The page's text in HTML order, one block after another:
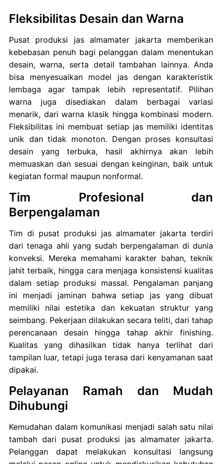
Fleksibilitas Desain dan Warna
Pusat produksi jas almamater jakarta memberikan
kebebasan penuh bagi pelanggan dalam menentukan
desain, warna, serta detail tambahan lainnya. Anda
bisa menyesuaikan model jas dengan karakteristik
lembaga agar tampak lebih representatif. Pilihan
warna juga disediakan dalam berbagai variasi
menarik, dari warna klasik hingga kombinasi modern.
Fleksibilitas ini membuat setiap jas memiliki identitas
unik dan tidak monoton. Dengan proses konsultasi
desain yang terbuka, hasil akhirnya akan lebih
memuaskan dan sesuai dengan keinginan, baik untuk
kegiatan formal maupun nonformal.
Tim Profesional dan
Berpengalaman
Tim di pusat produksi jas almamater jakarta terdiri
dari tenaga ahli yang sudah berpengalaman di dunia
konveksi. Mereka memahami karakter bahan, teknik
jahit terbaik, hingga cara menjaga konsistensi kualitas
dalam setiap produksi massal. Pengalaman panjang
ini menjadi jaminan bahwa setiap jas yang dibuat
memiliki nilai estetika dan kekuatan struktur yang
seimbang. Pekerjaan dilakukan secara teliti, dari tahap
perencanaan desain hingga tahap akhir finishing.
Kualitas yang dihasilkan tidak hanya terlihat dari
tampilan luar, tetapi juga terasa dari kenyamanan saat
dipakai.
Pelayanan Ramah dan Mudah
Dihubungi
Kemudahan dalam komunikasi menjadi salah satu nilai
tambah dari pusat produksi jas almamater jakarta.
Pelanggan dapat melakukan konsultasi langsung